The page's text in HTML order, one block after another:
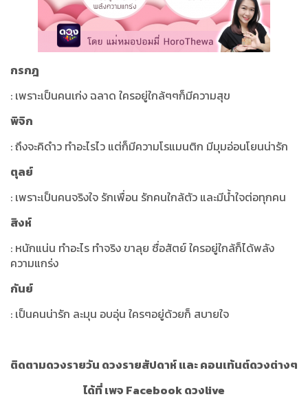
กรกฎ
: เพราะเป็นคนเก่ง ฉลาด ใครอยู่ใกล้ๆๆก็มีความสุข
พิจิก
: ถึงจะคิดำว ทำอะไรไว แต่ก็มีความโรแมนติก มีมุมอ่อนโยนน่ารัก
ตุลย์
: เพราะเป็นคนจริงใจ รักเพื่อน รักคนใกล้ตัว และมีน้ำใจต่อทุกคน
สิงห์
: หนักแน่น ทำอะไร ทำจริง ขาลุย ซื่อสัตย์ ใครอยู่ใกล้ก็ได้พลัง
ความแกร่ง
กันย์
: เป็นคนน่ารัก ละมุน อบอุ่น ใครๆอยู่ด้วยก็ สบายใจ
ติดตามดวงรายวัน ดวงรายสัปดาห์ และ คอนเท้นต์ดวงต่างๆ
ได้ที่ เพจ Facebook ดวงlive